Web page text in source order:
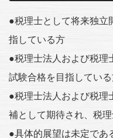
●税理士として将来独立
指している方
●税理士法人および税理
試験合格を目指してい
●税理士法人および税理
補として期待され、税
●具体的展望は未定であ